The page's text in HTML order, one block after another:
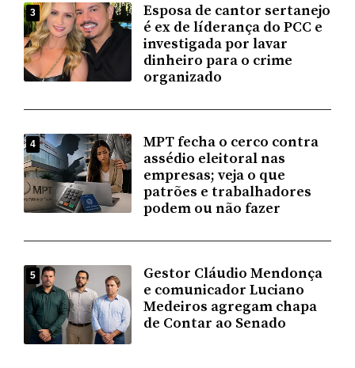
3
Esposa de cantor sertanejo
é ex de líderança do PCC e
investigada por lavar
dinheiro para o crime
organizado
4
MPT fecha o cerco contra
assédio eleitoral nas
empresas; veja o que
patrões e trabalhadores
podem ou não fazer
5
Gestor Cláudio Mendonça
e comunicador Luciano
Medeiros agregam chapa
de Contar ao Senado